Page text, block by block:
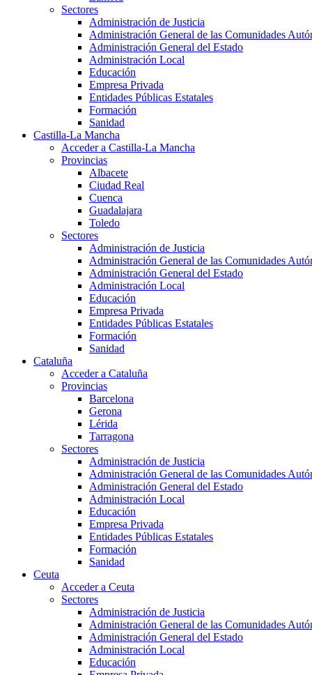
Sectores
Administración de Justicia
Administración General de las Comunidades
Administración General del Estado
Administración Local
Educación
Empresa Privada
Entidades Públicas Estatales
Formación
Sanidad
Castilla-La Mancha
Acceder a Castilla-La Mancha
Provincias
Albacete
Ciudad Real
Cuenca
Guadalajara
Toledo
Sectores
Administración de Justicia
Administración General de las Comunidades
Administración General del Estado
Administración Local
Educación
Empresa Privada
Entidades Públicas Estatales
Formación
Sanidad
Cataluña
Acceder a Cataluña
Provincias
Barcelona
Gerona
Lérida
Tarragona
Sectores
Administración de Justicia
Administración General de las Comunidades
Administración General del Estado
Administración Local
Educación
Empresa Privada
Entidades Públicas Estatales
Formación
Sanidad
Ceuta
Acceder a Ceuta
Sectores
Administración de Justicia
Administración General de las Comunidades
Administración General del Estado
Administración Local
Educación